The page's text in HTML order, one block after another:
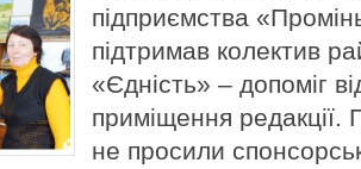
підприємства
підтримав колектив
«Єдність» – допоміг
приміщення редакції.
не просили